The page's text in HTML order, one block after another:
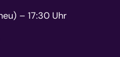
– 17:30 Uhr